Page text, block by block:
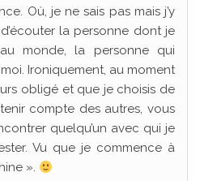
Où, je ne sais pas mais j’y
la personne dont je
monde, la personne qui
Ironiquement, au moment
obligé et que je choisis de
compte des autres, vous
quelqu’un avec qui je
Vu que je commence à
».